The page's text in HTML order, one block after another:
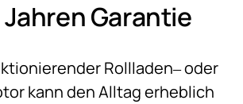
Jahren Garantie
Rollladen‒
oder
kann den Alltag